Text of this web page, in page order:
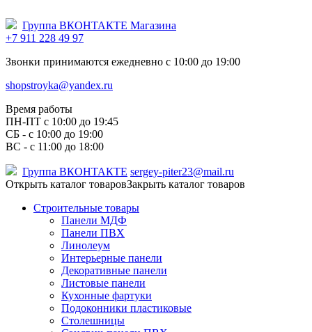
Группа ВКОНТАКТЕ Магазина
+7 911 228 49 97
Звонки принимаются ежедневно с 10:00 до 19:00
shopstroyka@yandex.ru
Время работы
ПН-ПТ c 10:00 до 19:45
СБ - с 10:00 до 19:00
ВС - с 11:00 до 18:00
Группа ВКОНТАКТЕ sergey-piter23@mail.ru
Открыть каталог товаровЗакрыть каталог товаров
Строительные товары
Панели МДФ
Панели ПВХ
Линолеум
Интерьерные панели
Декоративные панели
Листовые панели
Кухонные фартуки
Подоконники пластиковые
Столешницы